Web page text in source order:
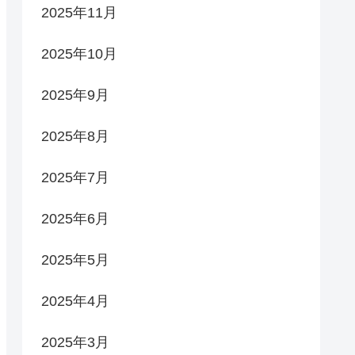
2025年11月
2025年10月
2025年9月
2025年8月
2025年7月
2025年6月
2025年5月
2025年4月
2025年3月